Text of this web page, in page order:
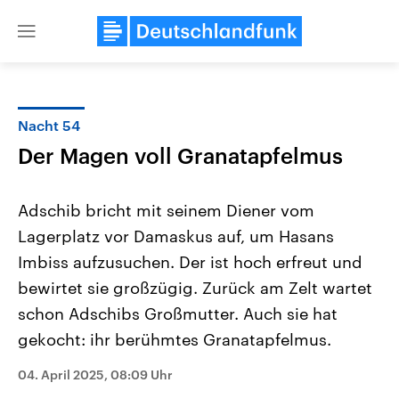
Close
Landtagswahl Sachsen-Anhalt
Alle Informationen
Sachsen-Anhalt wählt am 6.
September 2026 einen neuen
Landtag. Seit 2021 wird das
USA
Hintergründe
Wirtschaftlich und
Nacht 54
Der Magen voll Granatapfelmus
Adschib bricht mit seinem Diener vom
Lagerplatz vor Damaskus auf, um Hasans
Imbiss aufzusuchen. Der ist hoch erfreut und
bewirtet sie großzügig. Zurück am Zelt wartet
schon Adschibs Großmutter. Auch sie hat
gekocht: ihr berühmtes Granatapfelmus.
04. April 2025, 08:09 Uhr